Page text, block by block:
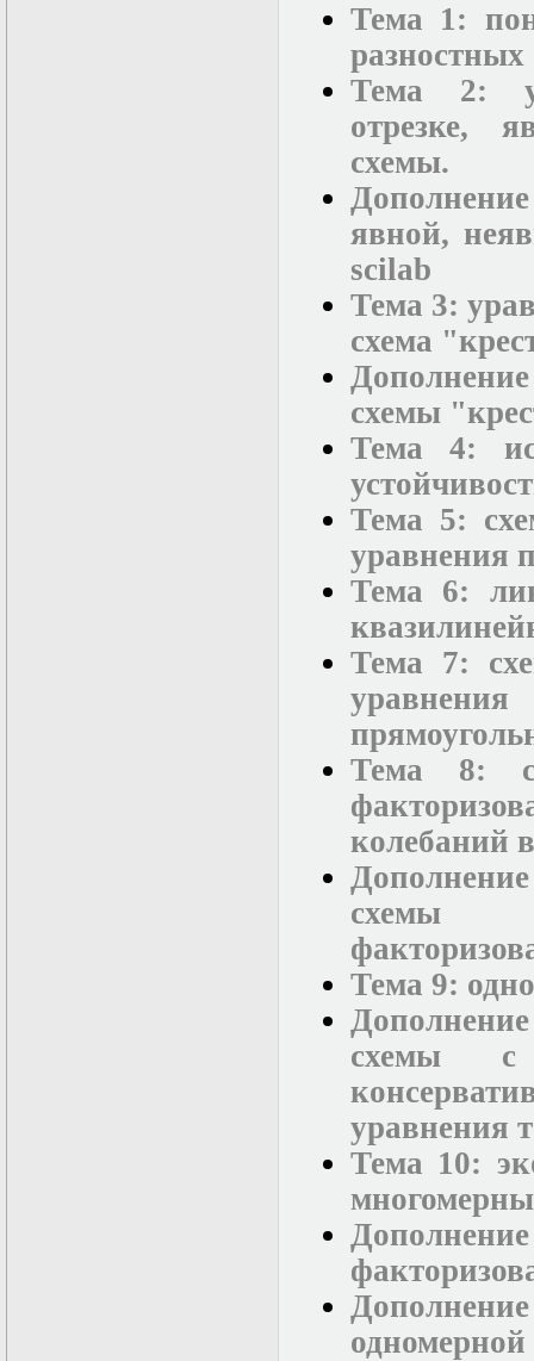
Тема 1:
разностных
Тема 2:
отрезке,
схемы.
явной,
scilab
Тема 3:
схема
схемы
Тема 4:
Тема 5:
уравнения
Тема 6:
Тема 7:
Тема 8:
колебаний
схемы
Тема 9:
схемы с
уравнения
Тема 10: